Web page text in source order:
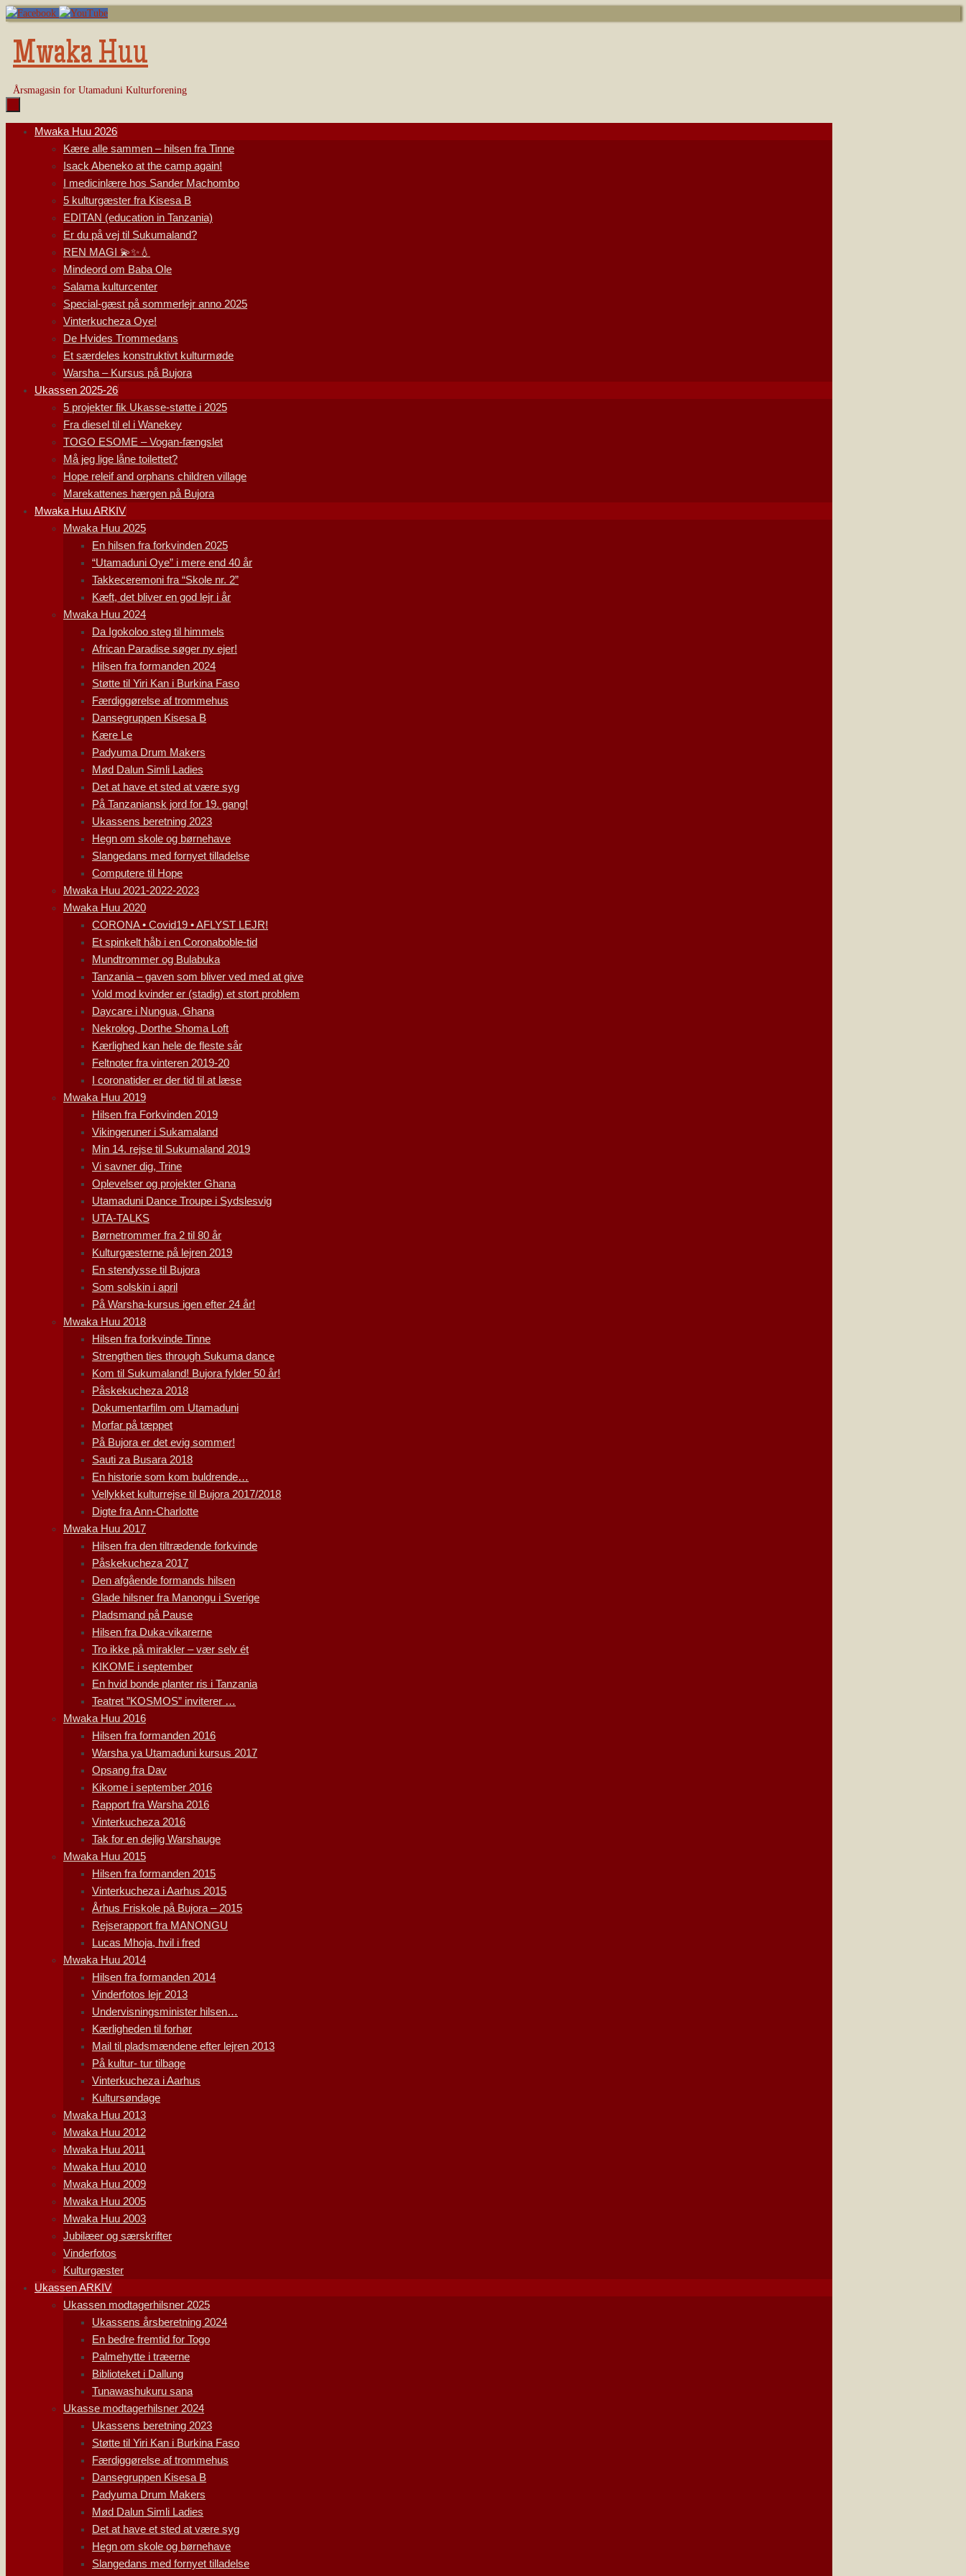
Skip
content
Mwaka Huu
Årsmagasin for Utamaduni Kulturforening
Mwaka Huu 2026
Kære alle sammen – hilsen fra Tinne
Isack Abeneko at the camp again!
I medicinlære hos Sander Machombo
5 kulturgæster fra Kisesa B
EDITAN (education in Tanzania)
Er du på vej til Sukumaland?
REN MAGI 💫✨💧
Mindeord om Baba Ole
Salama kulturcenter
Special-gæst på sommerlejr anno 2025
Vinterkucheza Oye!
De Hvides Trommedans
Et særdeles konstruktivt kulturmøde
Warsha – Kursus på Bujora
Ukassen 2025-26
5 projekter fik Ukasse-støtte i 2025
Fra diesel til el i Wanekey
TOGO ESOME – Vogan-fængslet
Må jeg lige låne toilettet?
Hope releif and orphans children village
Marekattenes hærgen på Bujora
Mwaka Huu ARKIV
Mwaka Huu 2025
En hilsen fra forkvinden 2025
“Utamaduni Oye” i mere end 40 år
Takkeceremoni fra “Skole nr. 2”
Kæft, det bliver en god lejr i år
Mwaka Huu 2024
Da Igokoloo steg til himmels
African Paradise søger ny ejer!
Hilsen fra formanden 2024
Støtte til Yiri Kan i Burkina Faso
Færdiggørelse af trommehus
Dansegruppen Kisesa B
Kære Le
Padyuma Drum Makers
Mød Dalun Simli Ladies
Det at have et sted at være syg
På Tanzaniansk jord for 19. gang!
Ukassens beretning 2023
Hegn om skole og børnehave
Slangedans med fornyet tilladelse
Computere til Hope
Mwaka Huu 2021-2022-2023
Mwaka Huu 2020
CORONA • Covid19 • AFLYST LEJR!
Et spinkelt håb i en Coronaboble-tid
Mundtrommer og Bulabuka
Tanzania – gaven som bliver ved med at give
Vold mod kvinder er (stadig) et stort problem
Daycare i Nungua, Ghana
Nekrolog, Dorthe Shoma Loft
Kærlighed kan hele de fleste sår
Feltnoter fra vinteren 2019-20
I coronatider er der tid til at læse
Mwaka Huu 2019
Hilsen fra Forkvinden 2019
Vikingeruner i Sukamaland
Min 14. rejse til Sukumaland 2019
Vi savner dig, Trine
Oplevelser og projekter Ghana
Utamaduni Dance Troupe i Sydslesvig
UTA-TALKS
Børnetrommer fra 2 til 80 år
Kulturgæsterne på lejren 2019
En stendysse til Bujora
Som solskin i april
På Warsha-kursus igen efter 24 år!
Mwaka Huu 2018
Hilsen fra forkvinde Tinne
Strengthen ties through Sukuma dance
Kom til Sukumaland! Bujora fylder 50 år!
Påskekucheza 2018
Dokumentarfilm om Utamaduni
Morfar på tæppet
På Bujora er det evig sommer!
Sauti za Busara 2018
En historie som kom buldrende…
Vellykket kulturrejse til Bujora 2017/2018
Digte fra Ann-Charlotte
Mwaka Huu 2017
Hilsen fra den tiltrædende forkvinde
Påskekucheza 2017
Den afgående formands hilsen
Glade hilsner fra Manongu i Sverige
Pladsmand på Pause
Hilsen fra Duka-vikarerne
Tro ikke på mirakler – vær selv ét
KIKOME i september
En hvid bonde planter ris i Tanzania
Teatret ”KOSMOS” inviterer …
Mwaka Huu 2016
Hilsen fra formanden 2016
Warsha ya Utamaduni kursus 2017
Opsang fra Dav
Kikome i september 2016
Rapport fra Warsha 2016
Vinterkucheza 2016
Tak for en dejlig Warshauge
Mwaka Huu 2015
Hilsen fra formanden 2015
Vinterkucheza i Aarhus 2015
Århus Friskole på Bujora – 2015
Rejserapport fra MANONGU
Lucas Mhoja, hvil i fred
Mwaka Huu 2014
Hilsen fra formanden 2014
Vinderfotos lejr 2013
Undervisningsminister hilsen…
Kærligheden til forhør
Mail til pladsmændene efter lejren 2013
På kultur- tur tilbage
Vinterkucheza i Aarhus
Kultursøndage
Mwaka Huu 2013
Mwaka Huu 2012
Mwaka Huu 2011
Mwaka Huu 2010
Mwaka Huu 2009
Mwaka Huu 2005
Mwaka Huu 2003
Jubilæer og særskrifter
Vinderfotos
Kulturgæster
Ukassen ARKIV
Ukassen modtagerhilsner 2025
Ukassens årsberetning 2024
En bedre fremtid for Togo
Palmehytte i træerne
Biblioteket i Dallung
Tunawashukuru sana
Ukasse modtagerhilsner 2024
Ukassens beretning 2023
Støtte til Yiri Kan i Burkina Faso
Færdiggørelse af trommehus
Dansegruppen Kisesa B
Padyuma Drum Makers
Mød Dalun Simli Ladies
Det at have et sted at være syg
Hegn om skole og børnehave
Slangedans med fornyet tilladelse